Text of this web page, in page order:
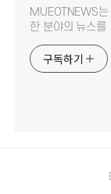
MUEOTNEWS
한 분야의 뉴스를
구독하기